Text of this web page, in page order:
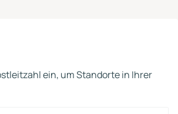
ein, um Standorte in Ihrer